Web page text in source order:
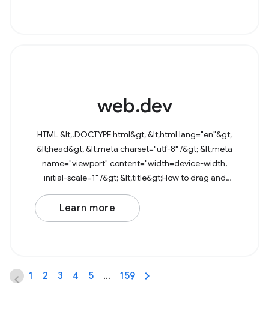
web.dev
HTML &lt;!DOCTYPE html&gt; &lt;html lang="en"&gt;
&lt;head&gt; &lt;meta charset="utf-8" /&gt; &lt;meta
name="viewport" content="width=device-width,
initial-scale=1" /&gt; &lt;title&gt;How to drag and
drop files&lt;/title&gt; &lt;/head&gt;
Learn more
1 2 3 4 5 … 159